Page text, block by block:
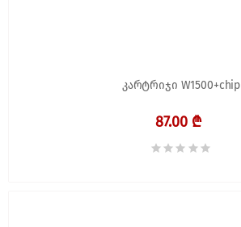
კარტრიჯი W1500+chip
87.00 ₾